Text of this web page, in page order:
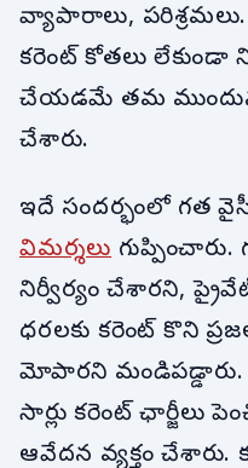
వ్యాపారాలు,
కరెంట్ కోతలు
చేయడమే తమ
చేశారు.
ఇదే సందర్భంలో గత
విమర్శలు
నిర్వీర్యం చేశారని,
ధరలకు కరెంట్ కొని
మోపారని
సార్లు కరెంట్ ఛార్జీలు
ఆవేదన వ్యక్తం చేశారు.